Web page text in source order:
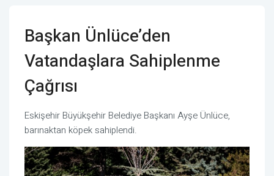
Başkan Ünlüce’den
Vatandaşlara Sahiplenme
Çağrısı
Eskişehir Büyükşehir Belediye Başkanı Ayşe Ünlüce,
barınaktan köpek sahiplendi.